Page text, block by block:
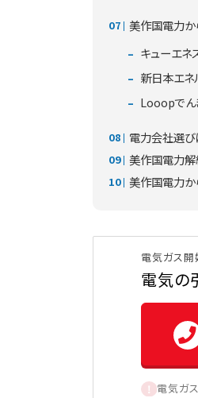
美作国電力か
キューエネ
新日本エネ
Looopでん
電力会社選び
美作国電力解
美作国電力か
電気ガス開
電気の
電気ガ